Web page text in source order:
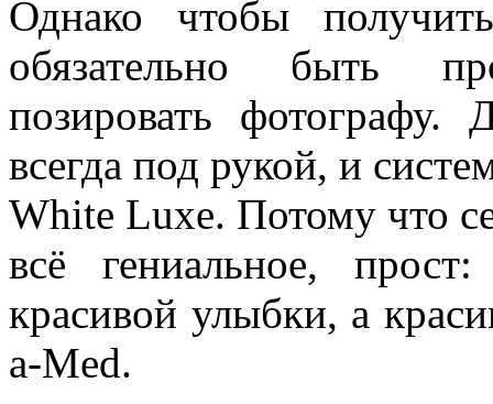
Однако чтобы
обязательно быть
позировать фотографу.
всегда под рукой, и
White Luxe. Потому что
всё гениальное,
красивой улыбки, а
a-Med.